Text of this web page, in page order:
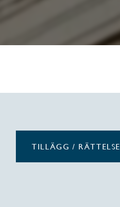
TILLÄGG / RÄTTELSE